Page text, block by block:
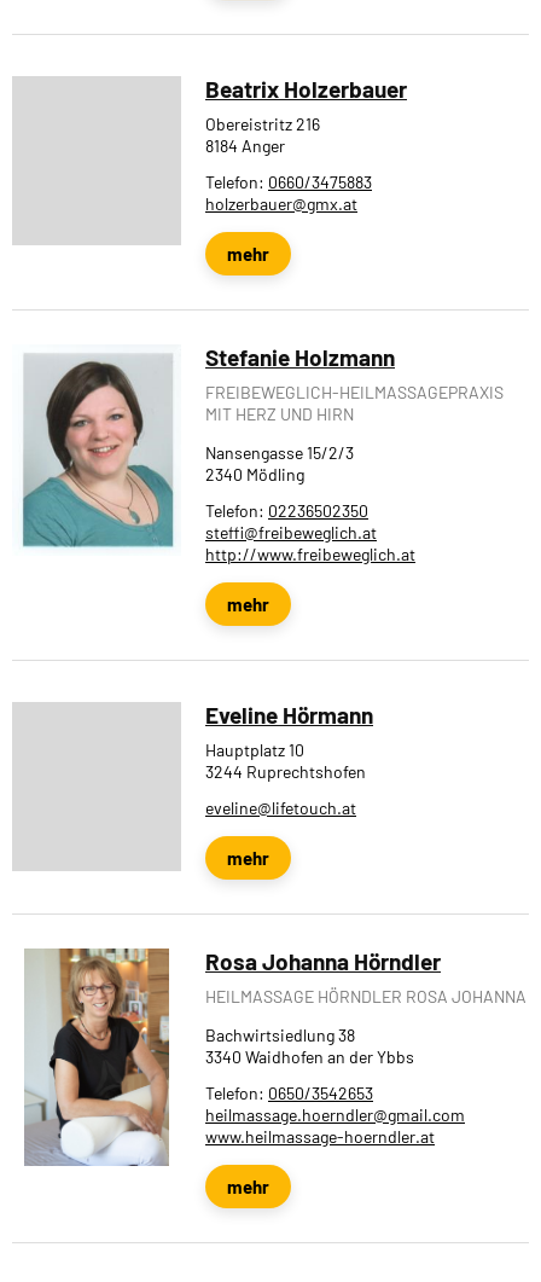
Beatrix Holzerbauer
Obereistritz 216
8184 Anger
Telefon: 0660/3475883
holzerbauer@gmx.at
mehr
Stefanie Holzmann
FREIBEWEGLICH-HEILMASSAGEPRAXIS
MIT HERZ UND HIRN
Nansengasse 15/2/3
2340 Mödling
Telefon: 02236502350
steffi@freibeweglich.at
http://www.freibeweglich.at
mehr
Eveline Hörmann
Hauptplatz 10
3244 Ruprechtshofen
eveline@lifetouch.at
mehr
Rosa Johanna Hörndler
HEILMASSAGE HÖRNDLER ROSA JOHANNA
Bachwirtsiedlung 38
3340 Waidhofen an der Ybbs
Telefon: 0650/3542653
heilmassage.hoerndler@gmail.com
www.heilmassage-hoerndler.at
mehr